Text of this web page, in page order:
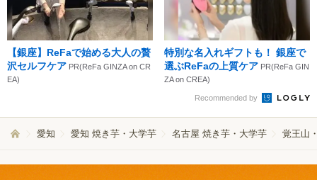
【銀座】ReFaで始める大人の贅
沢セルフケア PR(ReFa GINZA on CR
EA)
特別な名入れギフトも！ 銀座で
選ぶReFaの上質ケア PR(ReFa GIN
ZA on CREA)
Recommended by
愛知 愛知 焼き芋・大学芋 名古屋 焼き芋・大学芋 覚王山